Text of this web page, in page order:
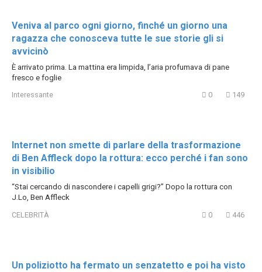
Veniva al parco ogni giorno, finché un giorno una
ragazza che conosceva tutte le sue storie gli si
avvicinò
È arrivato prima. La mattina era limpida, l’aria profumava di pane
fresco e foglie
Interessante 0 149
Internet non smette di parlare della trasformazione
di Ben Affleck dopo la rottura: ecco perché i fan sono
in visibilio
“Stai cercando di nascondere i capelli grigi?” Dopo la rottura con
J.Lo, Ben Affleck
CELEBRITÀ 0 446
Un poliziotto ha fermato un senzatetto e poi ha visto